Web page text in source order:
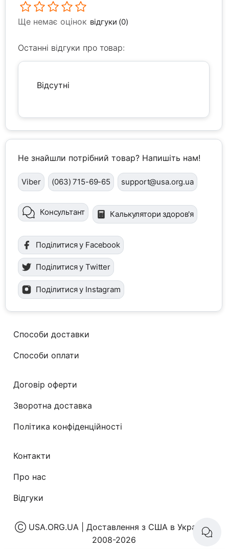
Ще немає оцінок відгуки (0)
Останні відгуки про товар:
Відсутні
Не знайшли потрібний товар? Напишіть нам!
Viber (063) 715-69-65 support@usa.org.ua
Консультант Калькулятори здоров'я
Поділитися у Facebook
Поділитися у Twitter
Поділитися у Instagram
Способи доставки
Способи оплати
Договір оферти
Зворотна доставка
Політика конфіденційності
Контакти
Про нас
Відгуки
Ⓒ USA.ORG.UA | Доставлення з США в Україну|
2008-2026